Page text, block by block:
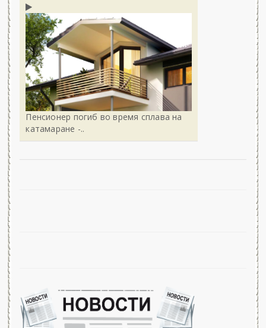
Пенсионер погиб во время сплава на
катамаране -..